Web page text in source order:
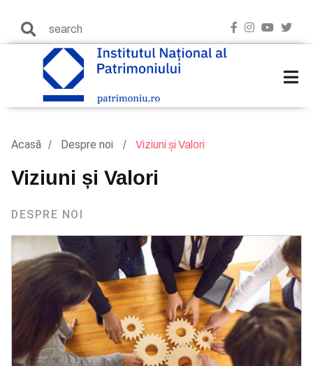
Acasă Despre noi Viziuni și Valori
Viziuni și Valori
DESPRE NOI